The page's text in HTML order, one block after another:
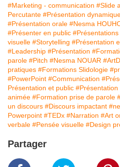
#Marketing - communication #Slide
Percutante #Présentation
#Présentation orale #Nesma
#Présenter en public
visuelle #Storytelling #Présentation
#Leadership #Présentation
parole #Pitch #Nesma NOUAR
pratiques #Formations Slidologie
#PowerPoint #Communication
Présentation et public #Présentation
animée #Formation prise de parole
un discours #Discours impactant
Powerpoint #TEDx #Narration #Art
verbale #Pensée visuelle #Design
Partager